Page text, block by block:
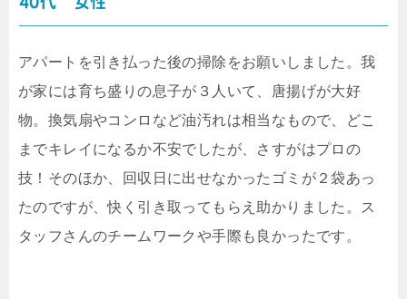
アパートを引き払った後の掃除をお願いしました。我
が家には育ち盛りの息子が３人いて、唐揚げが大好
物。換気扇やコンロなど油汚れは相当なもので、どこ
までキレイになるか不安でしたが、さすがはプロの
技！そのほか、回収日に出せなかったゴミが２袋あっ
たのですが、快く引き取ってもらえ助かりました。ス
タッフさんのチームワークや手際も良かったです。